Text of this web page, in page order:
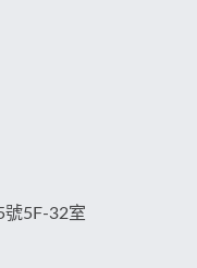
號5F-32室